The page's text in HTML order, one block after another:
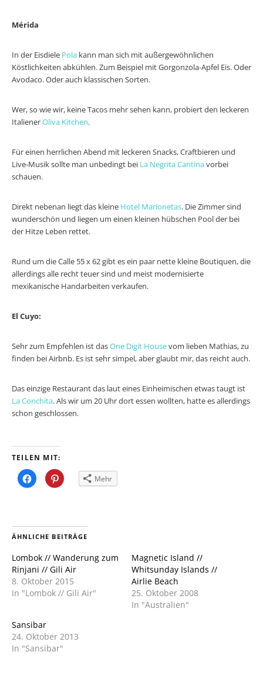
Mérida
In der Eisdiele Pola kann man sich mit außergewöhnlichen
Köstlichkeiten abkühlen. Zum Beispiel mit Gorgonzola-Apfel Eis. Oder
Avodaco. Oder auch klassischen Sorten.
Wer, so wie wir, keine Tacos mehr sehen kann, probiert den leckeren
ItalienerOliva Kitchen.
Für einen herrlichen Abend mit leckeren Snacks, Craftbieren und
Live-Musik sollte man unbedingt bei La Negrita Cantinavorbei
schauen.
Direkt nebenan liegt das kleine Hotel Marionetas. Die Zimmer sind
wunderschön und liegen um einen kleinen hübschen Pool der bei
der Hitze Leben rettet.
Rund um die Calle 55 x 62 gibt es ein paar nette kleine Boutiquen, die
allerdings alle recht teuer sind und meist modernisierte
mexikanische Handarbeiten verkaufen.
El Cuyo:
Sehr zum Empfehlen ist dasOne Digit Housevom lieben Mathias, zu
finden bei Airbnb. Es ist sehr simpel, aber glaubt mir, das reicht auch.
Das einzige Restaurant das laut eines Einheimischen etwas taugt ist
La Conchita. Als wir um 20 Uhr dort essen wollten, hatte es allerdings
schon geschlossen.
TEILEN MIT:
Klick,
um
in
neuem
Fenster
Klick,
um
in
neuem
Fenster
Mehr
ÄHNLICHE BEITRÄGE
Lombok // Wanderung zum
Rinjani // Gili Air
8. Oktober 2015
In "Lombok // Gili Air"
Magnetic Island //
Whitsunday Islands //
Airlie Beach
25. Oktober 2008
In "Australien"
Sansibar
24. Oktober 2013
In "Sansibar"